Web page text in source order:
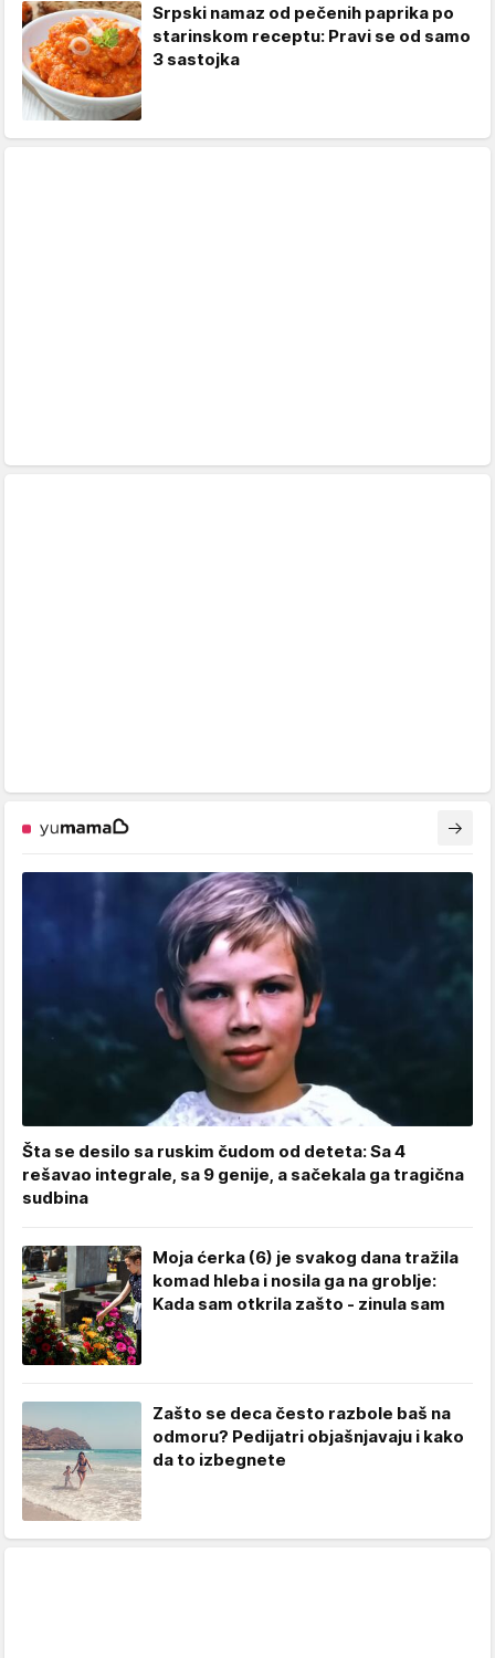
Srpski namaz od pečenih paprika po
starinskom receptu: Pravi se od samo
3 sastojka
Šta se desilo sa ruskim čudom od deteta: Sa 4
rešavao integrale, sa 9 genije, a sačekala ga tragična
sudbina
Moja ćerka (6) je svakog dana tražila
komad hleba i nosila ga na groblje:
Kada sam otkrila zašto - zinula sam
Zašto se deca često razbole baš na
odmoru? Pedijatri objašnjavaju i kako
da to izbegnete